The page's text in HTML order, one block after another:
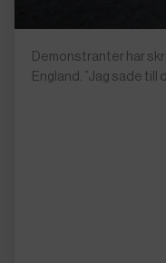
Demonstranter har
England. ”Jag sade